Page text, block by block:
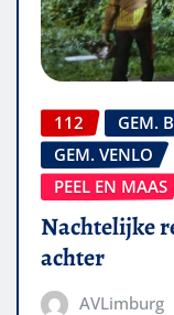
112 GEM.
GEM. VENLO
PEEL EN MAAS
Nachtelijke
achter
AVLimburg